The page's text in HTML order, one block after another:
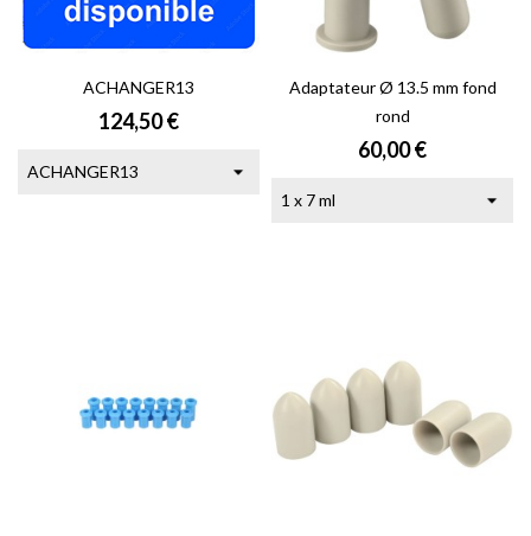
ACHANGER13
Prix
124,50 €
Adaptateur Ø 13.5 mm fond
rond
Prix
60,00 €